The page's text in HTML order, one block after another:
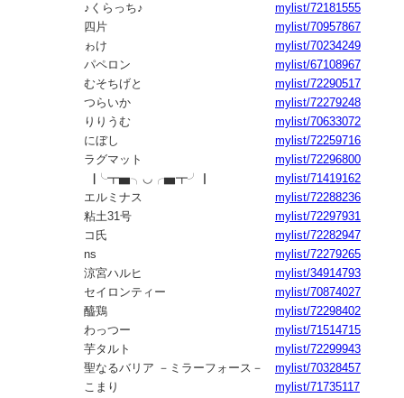
♪くらっち♪
mylist/72181555
四片
mylist/70957867
ゎけ
mylist/70234249
パペロン
mylist/67108967
むそちげと
mylist/72290517
つらいか
mylist/72279248
りりうむ
mylist/70633072
にぼし
mylist/72259716
ラグマット
mylist/72296800
▕╰┳▅╮◡╭▅┳╯▏
mylist/71419162
エルミナス
mylist/72288236
粘土31号
mylist/72297931
コ氏
mylist/72282947
ns
mylist/72279265
涼宮ハルヒ
mylist/34914793
セイロンティー
mylist/70874027
醯鶏
mylist/72298402
わっつー
mylist/71514715
芋タルト
mylist/72299943
聖なるバリア －ミラーフォース－
mylist/70328457
こまり
mylist/71735117